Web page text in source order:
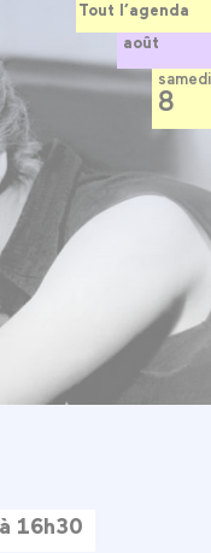
16h30
Tout l’agenda
août
samedi
8